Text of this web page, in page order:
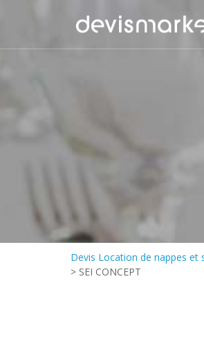
Devis Location de nappes et
> SEI CONCEPT